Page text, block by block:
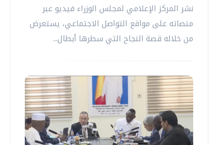
نشر المركز الإعلامي لمجلس الوزراء فيديو عبر
منصاته على مواقع التواصل الاجتماعي، يستعرض
من خلاله قصة النجاح التي سطرها أبطال...